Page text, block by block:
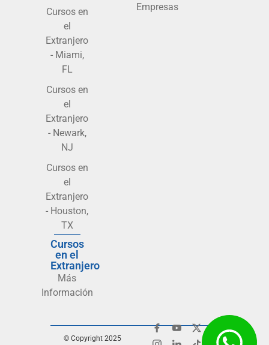
Cursos en
el
Extranjero
- Miami,
FL
Cursos en
el
Extranjero
- Newark,
NJ
Cursos en
el
Extranjero
- Houston,
TX
Cursos
en el
Extranjero
Más
Información
Empresas
© Copyright 2025